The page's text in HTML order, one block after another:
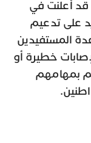
قد أعلنت في
على تدعيم
المستفيدين
خطيرة أو
بمهامهم